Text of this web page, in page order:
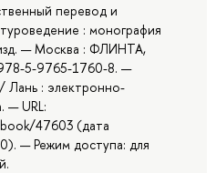
перевод и
: монография
— Москва : ФЛИНТА,
5-9765-1760-8. —
Лань : электронно-
— URL:
47603 (дата
— Режим доступа: для